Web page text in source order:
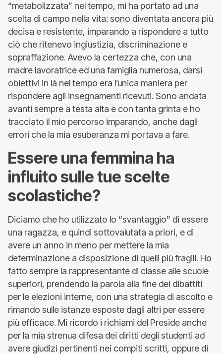
“metabolizzata” nel tempo, mi ha portato ad una
scelta di campo nella vita: sono diventata ancora più
decisa e resistente, imparando a rispondere a tutto
ciò che ritenevo ingiustizia, discriminazione e
sopraffazione. Avevo la certezza che, con una
madre lavoratrice ed una famiglia numerosa, darsi
obiettivi in là nel tempo era l’unica maniera per
rispondere agli insegnamenti ricevuti. Sono andata
avanti sempre a testa alta e con tanta grinta e ho
tracciato il mio percorso imparando, anche dagli
errori che la mia esuberanza mi portava a fare.
Essere una femmina ha
influito sulle tue scelte
scolastiche?
Diciamo che ho utilizzato lo “svantaggio” di essere
una ragazza, e quindi sottovalutata a priori, e di
avere un anno in meno per mettere la mia
determinazione a disposizione di quelli più fragili. Ho
fatto sempre la rappresentante di classe alle scuole
superiori, prendendo la parola alla fine dei dibattiti
per le elezioni interne, con una strategia di ascolto e
rimando sulle istanze esposte dagli altri per essere
più efficace. Mi ricordo i richiami del Preside anche
per la mia strenua difesa dei diritti degli studenti ad
avere giudizi pertinenti nei compiti scritti, oppure di